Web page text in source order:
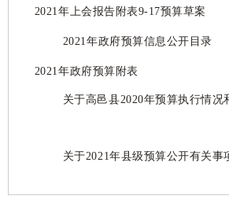
2021年上会报告附表9-17预算草案
2021年政府预算信息公开目录
2021年政府预算附表
关于高邑县2020年预算执行情
关于2021年县级预算公开有关事